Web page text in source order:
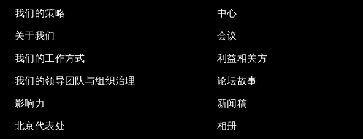
我们的策略
关于我们
我们的工作方式
我们的领导团队与组织治理
影响力
北京代表处
中心
会议
利益相关方
论坛故事
新闻稿
相册